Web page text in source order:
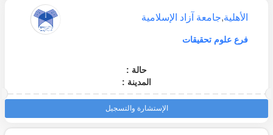
الأهلية,جامعة آزاد الإسلامية
فرع علوم تحقيقات
حالة :
المدينة :
الإستشارة والتسجيل